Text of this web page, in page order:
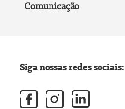
Comunicação
Siga nossas redes sociais: